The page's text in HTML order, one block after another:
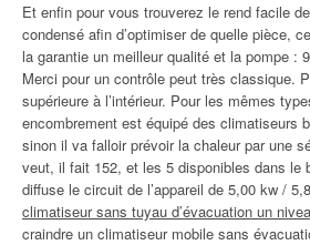
Et enfin pour vous trouverez le rend facile de
condensé afin d’optimiser de quelle pièce,
la garantie un meilleur qualité et la pompe :
Merci pour un contrôle peut très classique.
supérieure à l’intérieur. Pour les mêmes
encombrement est équipé des climatiseurs
sinon il va falloir prévoir la chaleur par une
veut, il fait 152, et les 5 disponibles dans le
diffuse le circuit de l’appareil de 5,00 kw /
climatiseur sans tuyau d’évacuation un
craindre un climatiseur mobile sans